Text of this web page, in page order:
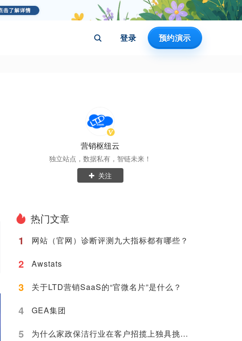
登录 预约演示
营销枢纽云
独立站点，数据私有，智链未来！
关注
热门文章
1
网站（官网）诊断评测九大指标都有哪些？
2 Awstats
3 关于LTD营销SaaS的“官微名片”是什么？
4 GEA集团
5 为什么家政保洁行业在客户招揽上独具挑战？